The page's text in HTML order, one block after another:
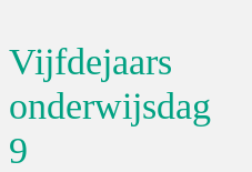
Vijfdejaars
onderwijsdag
9